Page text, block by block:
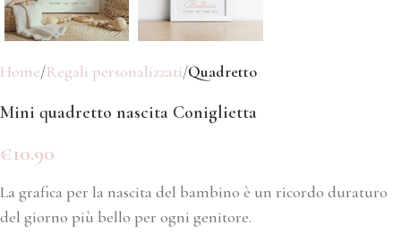
Home Regali personalizzati Quadretto
Mini quadretto nascita Coniglietta
€10.90
La grafica per la nascita del bambino è un ricordo duraturo
del giorno più bello per ogni genitore.